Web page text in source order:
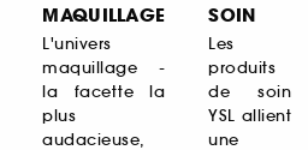
MAQUILLAGE
L'univers
maquillage -
la facette la
plus
audacieuse,
SOIN
Les
produits
de soin
YSL allient
une